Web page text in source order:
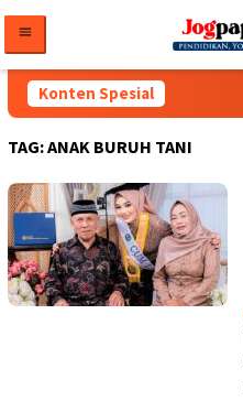
konten
Konten Spesial
TAG:ANAK BURUH TANI